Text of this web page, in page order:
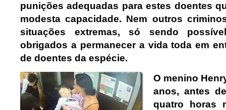
punições adequadas para estes doentes
modesta capacidade. Nem outros
situações extremas, só sendo
obrigados a permanecer a vida toda em
de doentes da espécie.
O menino
anos, antes
quatro horas